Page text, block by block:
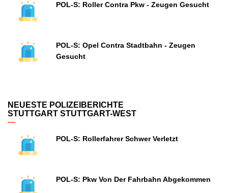
POL-S: Roller Contra Pkw - Zeugen Gesucht
POL-S: Opel Contra Stadtbahn - Zeugen
Gesucht
NEUESTE POLIZEIBERICHTE
STUTTGART STUTTGART-WEST
POL-S: Rollerfahrer Schwer Verletzt
POL-S: Pkw Von Der Fahrbahn Abgekommen